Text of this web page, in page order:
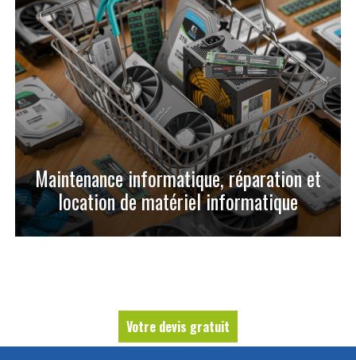
Maintenance informatique, réparation et
location de matériel informatique
Votre devis gratuit